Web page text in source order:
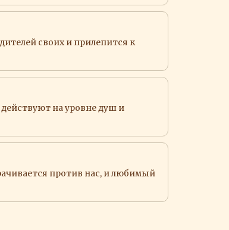
своих и прилепится к
на уровне душ и
против нас, и любимый